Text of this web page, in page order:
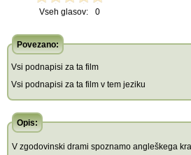
Vseh glasov: 0
Povezano:
Vsi podnapisi za ta film
Vsi podnapisi za ta film v tem jeziku
Opis:
V zgodovinski drami spoznamo angleškega